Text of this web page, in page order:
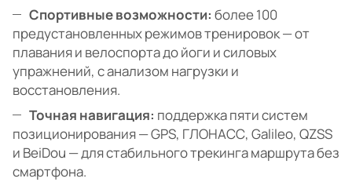
Спортивные возможности: более 100
предустановленных режимов тренировок — от
плавания и велоспорта до йоги и силовых
упражнений, с анализом нагрузки и
восстановления.
Точная навигация: поддержка пяти систем
позиционирования — GPS, ГЛОНАСС, Galileo, QZSS
и BeiDou — для стабильного трекинга маршрута без
смартфона.